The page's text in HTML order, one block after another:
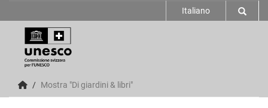
Italiano
Mostra "Di giardini & libri"